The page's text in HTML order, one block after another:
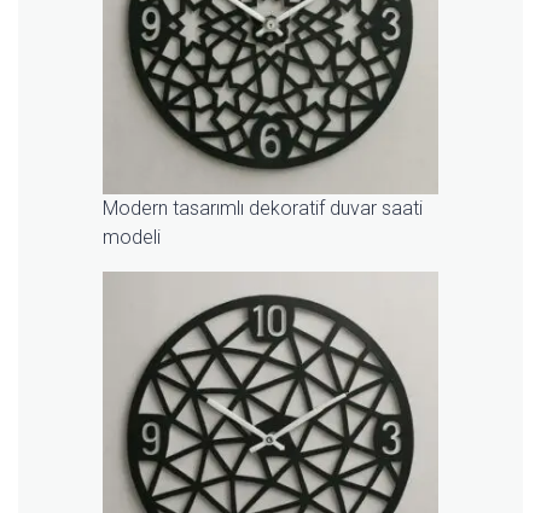
Modern tasarımlı dekoratif duvar saati
modeli